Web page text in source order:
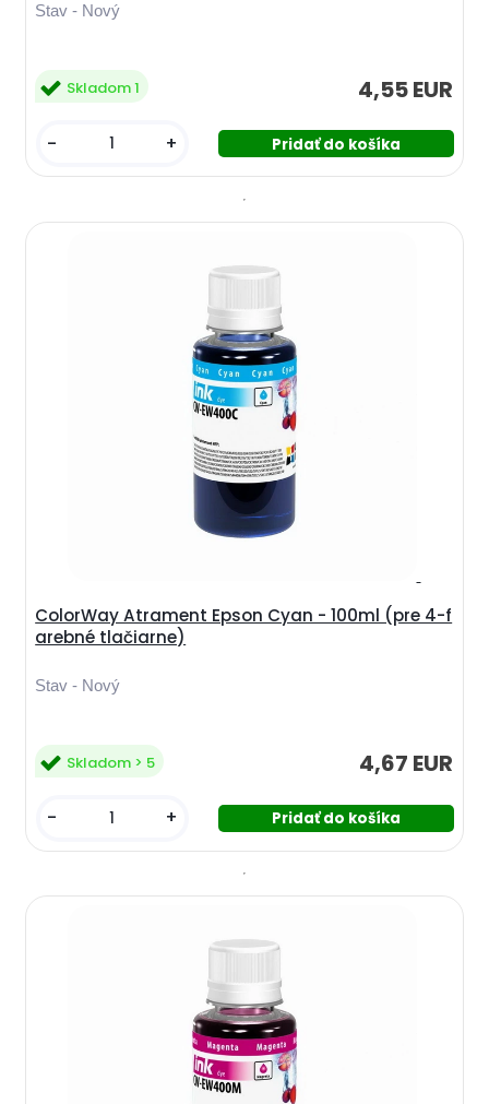
Stav - Nový
4,55 EUR
Skladom 1
- +
ColorWay Atrament Epson Cyan - 100ml (pre 4-f
arebné tlačiarne)
Stav - Nový
4,67 EUR
Skladom > 5
- +